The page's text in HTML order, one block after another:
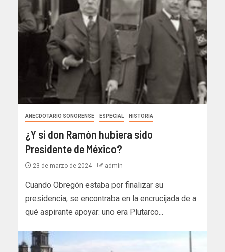
ANECDOTARIO SONORENSE ESPECIAL HISTORIA
¿Y si don Ramón hubiera sido
Presidente de México?
23 de marzo de 2024 admin
Cuando Obregón estaba por finalizar su
presidencia, se encontraba en la encrucijada de a
qué aspirante apoyar: uno era Plutarco...